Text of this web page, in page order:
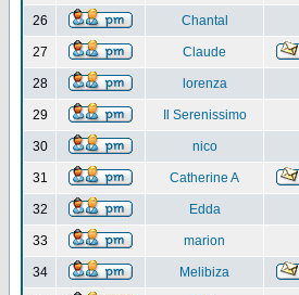
26 Chantal
27 Claude
28 lorenza
29 Il Serenissimo
30 nico
31 Catherine A
32 Edda
33 marion
34 Melibiza